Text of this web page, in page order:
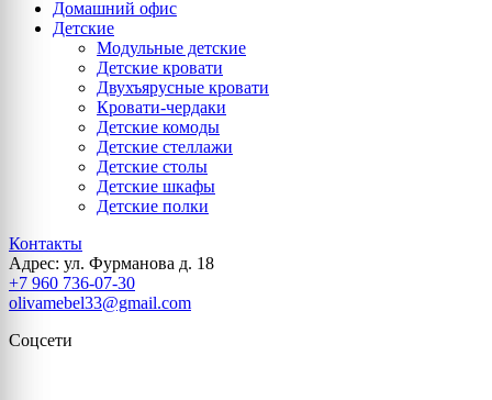
Домашний офис
Детские
Модульные детские
Детские кровати
Двухъярусные кровати
Кровати-чердаки
Детские комоды
Детские стеллажи
Детские столы
Детские шкафы
Детские полки
Контакты
Адрес: ул. Фурманова д. 18
+7 960 736-07-30
olivamebel33@gmail.com
Соцсети